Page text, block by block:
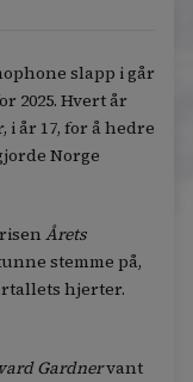
slapp i går
2025. Hvert år
år 17, for å hedre
Norge
Årets
stemme på,
hjerter.
Gardnervant